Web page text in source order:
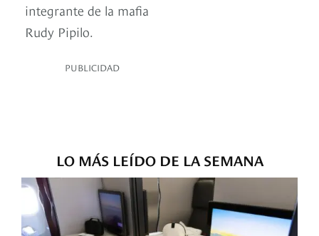
integrante de la mafia
Rudy Pipilo.
PUBLICIDAD
LO MÁS LEÍDO DE LA SEMANA